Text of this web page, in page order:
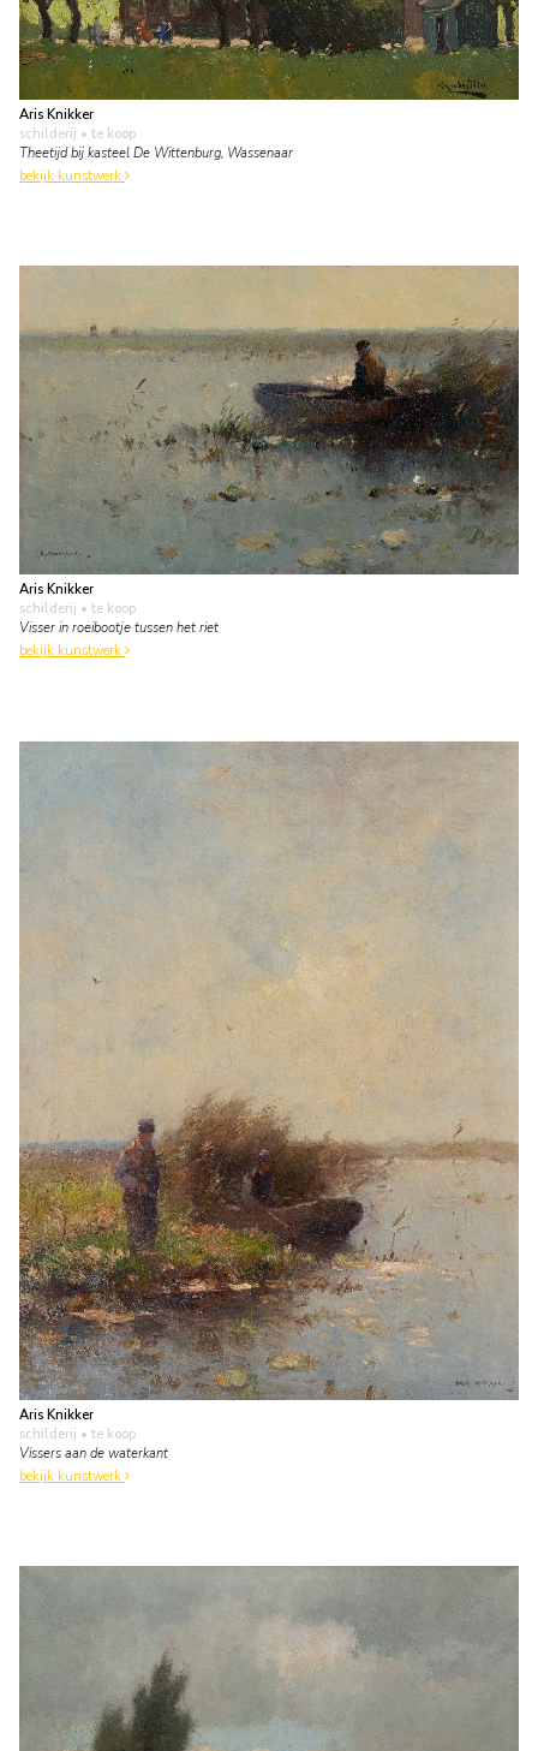
Aris Knikker
schilderij • te koop
Theetijd bij kasteel De Wittenburg, Wassenaar
bekijk kunstwerk
Aris Knikker
schilderij • te koop
Visser in roeibootje tussen het riet
bekijk kunstwerk
Aris Knikker
schilderij • te koop
Vissers aan de waterkant
bekijk kunstwerk